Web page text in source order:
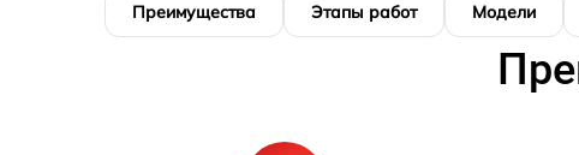
Преимущества Этапы работ Модели